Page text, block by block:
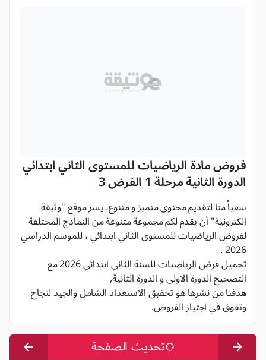
فروض مادة الرياضيات للمستوى الثاني ابتدائي
الدورة الثانية مرحلة 1 الفرض 3
سعياً منا لتقديم محتوى متميز و متنوع، يسر موقع "وثيقة
الكترونية" أن يقدم لكم مجموعة متنوعة من النماذج المختلفة
لفروض الرياضيات للمستوى الثاني ابتدائي ، للموسم الدراسي
2026 .
تحميل فرض الرياضيات للسنة الثاني ابتدائي 2026 مع
التصحيح الدورة الاولى و الدورة الثانية,
هدفنا من نشرها هو تحقيق الاستعداد الشامل والجيد لنجاح
وتفوق في اجتياز الفروض.
تحديث الصفحة